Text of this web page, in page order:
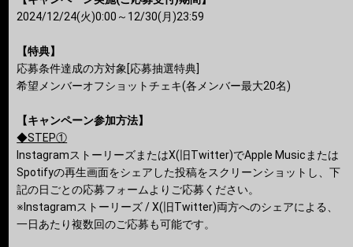
2024/12/24(火)0:00～12/30(月)23:59
【特典】
応募条件達成の方対象[応募抽選特典]
希望メンバーオフショットチェキ(各メンバー最大20名)
【キャンペーン参加方法】
◆STEP①
InstagramストーリーズまたはX(旧Twitter)でApple Musicまたは
Spotifyの再生画面をシェアした投稿をスクリーンショットし、下
記の日ごとの応募フォームよりご応募ください。
※Instagramストーリーズ / X(旧Twitter)両方へのシェアによる、
一日あたり複数回のご応募も可能です。